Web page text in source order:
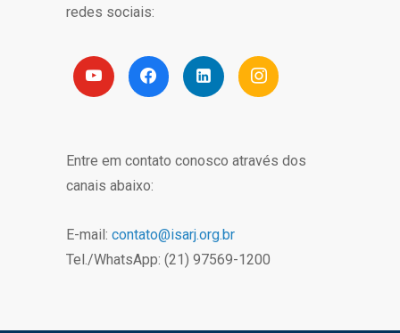
redes sociais:
Entre em contato conosco através dos
canais abaixo:
E-mail: contato@isarj.org.br
Tel./WhatsApp: (21) 97569-1200